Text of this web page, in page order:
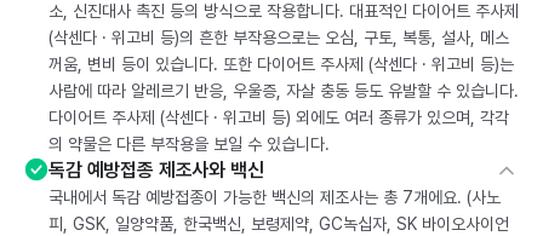
소, 신진대사 촉진 등의 방식으로 작용합니다. 대표적인 다이어트 주사제
(삭센다 · 위고비 등)의 흔한 부작용으로는 오심, 구토, 복통, 설사, 메스
꺼움, 변비 등이 있습니다. 또한 다이어트 주사제 (삭센다 · 위고비 등)는
사람에 따라 알레르기 반응, 우울증, 자살 충동 등도 유발할 수 있습니다.
다이어트 주사제 (삭센다 · 위고비 등) 외에도 여러 종류가 있으며, 각각
의 약물은 다른 부작용을 보일 수 있습니다.
독감 예방접종 제조사와 백신
국내에서 독감 예방접종이 가능한 백신의 제조사는 총 7개에요. (사노
피, GSK, 일양약품, 한국백신, 보령제약, GC녹십자, SK 바이오사이언